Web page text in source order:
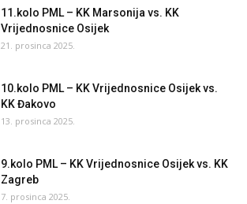
11.kolo PML – KK Marsonija vs. KK
Vrijednosnice Osijek
21. prosinca 2025.
10.kolo PML – KK Vrijednosnice Osijek vs.
KK Đakovo
13. prosinca 2025.
9.kolo PML – KK Vrijednosnice Osijek vs. KK
Zagreb
7. prosinca 2025.